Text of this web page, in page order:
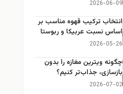
2026-06-09
انتخاب ترکیب قهوه مناسب بر
اساس نسبت عربیکا و ربوستا
2026-05-26
چگونه ویترین مغازه را بدون
بازسازی، جذاب‌تر کنیم؟
2026-07-02